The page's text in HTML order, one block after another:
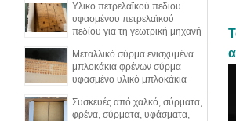
Υλικό πετρελαϊκού πεδίου
υφασμένου πετρελαϊκού
πεδίου για τη γεωτρική μηχανή
Μεταλλικό σύρμα ενισχυμένα
μπλοκάκια φρένων σύρμα
υφασμένο υλικό μπλοκάκια
Συσκευές από χαλκό, σύρματα,
φρένα, σύρματα, υφάσματα,